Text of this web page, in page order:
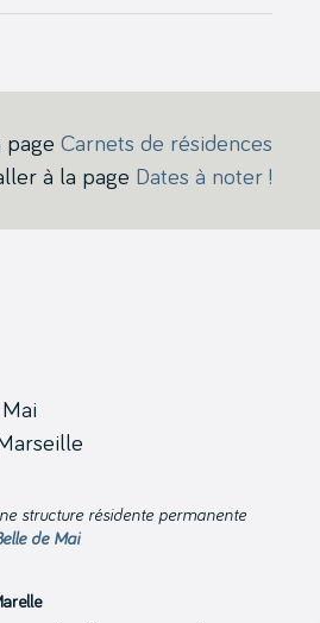
page Carnets de résidences
à la page Dates à noter !
structure résidente permanente
de Mai